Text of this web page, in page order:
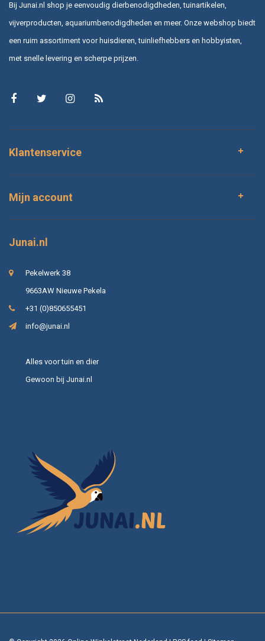
Bij Junai.nl shop je eenvoudig dierbenodigdheden, tuinartikelen,
vijverproducten, aquariumbenodigdheden en meer. Onze webshop biedt
een ruim assortiment voor huisdieren, tuinliefhebbers en hobbyisten,
met snelle levering en scherpe prijzen.
Klantenservice
Mijn account
Junai.nl
Pekelwerk 38
9663AW Nieuwe Pekela
+31 (0)850655451
info@junai.nl
Alles voor tuin en dier
Gewoon bij Junai.nl